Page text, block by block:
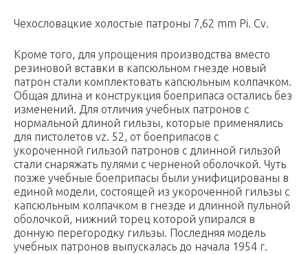
Чехословацкие холостые патроны 7,62 mm Pi. Cv.
Кроме того, для упрощения производства вместо
резиновой вставки в капсюльном гнезде новый
патрон стали комплектовать капсюльным колпачком.
Общая длина и конструкция боеприпаса остались без
изменений. Для отличия учебных патронов с
нормальной длиной гильзы, которые применялись
для пистолетов vz. 52, от боеприпасов с
укороченной гильзой патронов с длинной гильзой
стали снаряжать пулями с черненой оболочкой. Чуть
позже учебные боеприпасы были унифицированы в
единой модели, состоящей из укороченной гильзы с
капсюльным колпачком в гнезде и длинной пульной
оболочкой, нижний торец которой упирался в
донную перегородку гильзы. Последняя модель
учебных патронов выпускалась до начала 1954 г.